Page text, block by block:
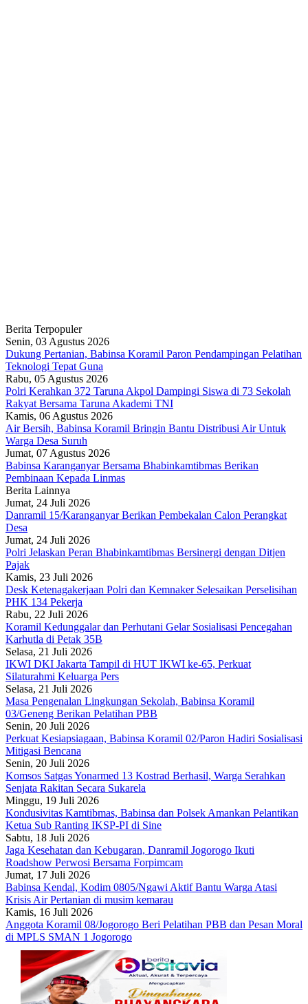
Berita Terpopuler
Senin, 03 Agustus 2026
Dukung Pertanian, Babinsa Koramil Paron Pendampingan Pelatihan
Teknologi Tepat Guna
Rabu, 05 Agustus 2026
Polri Kerahkan 372 Taruna Akpol Dampingi Siswa di 73 Sekolah
Rakyat Bersama Taruna Akademi TNI
Kamis, 06 Agustus 2026
Air Bersih, Babinsa Koramil Bringin Bantu Distribusi Air Untuk
Warga Desa Suruh
Jumat, 07 Agustus 2026
Babinsa Karanganyar Bersama Bhabinkamtibmas Berikan
Pembinaan Kepada Linmas
Berita Lainnya
Jumat, 24 Juli 2026
Danramil 15/Karanganyar Berikan Pembekalan Calon Perangkat
Desa
Jumat, 24 Juli 2026
Polri Jelaskan Peran Bhabinkamtibmas Bersinergi dengan Ditjen
Pajak
Kamis, 23 Juli 2026
Desk Ketenagakerjaan Polri dan Kemnaker Selesaikan Perselisihan
PHK 134 Pekerja
Rabu, 22 Juli 2026
Koramil Kedunggalar dan Perhutani Gelar Sosialisasi Pencegahan
Karhutla di Petak 35B
Selasa, 21 Juli 2026
IKWI DKI Jakarta Tampil di HUT IKWI ke-65, Perkuat
Silaturahmi Keluarga Pers
Selasa, 21 Juli 2026
Masa Pengenalan Lingkungan Sekolah, Babinsa Koramil
03/Geneng Berikan Pelatihan PBB
Senin, 20 Juli 2026
Perkuat Kesiapsiagaan, Babinsa Koramil 02/Paron Hadiri Sosialisasi
Mitigasi Bencana
Senin, 20 Juli 2026
Komsos Satgas Yonarmed 13 Kostrad Berhasil, Warga Serahkan
Senjata Rakitan Secara Sukarela
Minggu, 19 Juli 2026
Kondusivitas Kamtibmas, Babinsa dan Polsek Amankan Pelantikan
Ketua Sub Ranting IKSP-PI di Sine
Sabtu, 18 Juli 2026
Jaga Kesehatan dan Kebugaran, Danramil Jogorogo Ikuti
Roadshow Perwosi Bersama Forpimcam
Jumat, 17 Juli 2026
Babinsa Kendal, Kodim 0805/Ngawi Aktif Bantu Warga Atasi
Krisis Air Pertanian di musim kemarau
Kamis, 16 Juli 2026
Anggota Koramil 08/Jogorogo Beri Pelatihan PBB dan Pesan Moral
di MPLS SMAN 1 Jogorogo